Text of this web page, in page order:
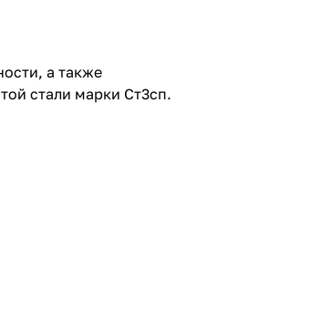
а также
стали марки Ст3сп.